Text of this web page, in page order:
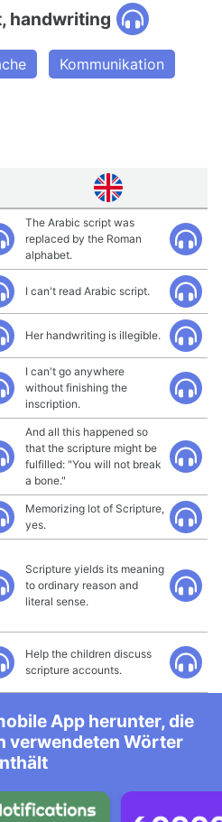
handwriting
Kommunikation
The Arabic script was
replaced by the Roman
alphabet.
I can't read Arabic script.
Her handwriting is illegible.
I can't go anywhere
without finishing the
inscription.
And all this happened so
that the scripture might be
fulfilled: "You will not break
a bone."
Memorizing lot of Scripture,
yes.
Scripture yields its meaning
to ordinary reason and
literal sense.
Help the children discuss
scripture accounts.
App herunter, die
verwendeten Wörter